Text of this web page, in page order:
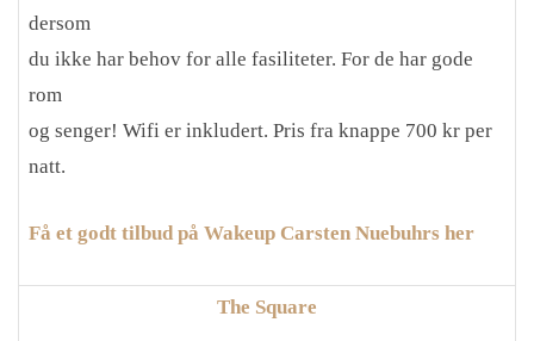
dersom
du ikke har behov for alle fasiliteter. For de har gode
rom
og senger! Wifi er inkludert. Pris fra knappe 700 kr per
natt.
Få et godt tilbud på Wakeup Carsten Nuebuhrs her
The Square